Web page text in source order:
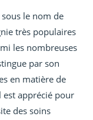
sous le nom de
très populaires
les nombreuses
par son
en matière de
est apprécié pour
des soins